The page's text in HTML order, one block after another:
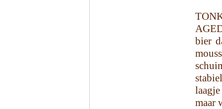
bier
maar